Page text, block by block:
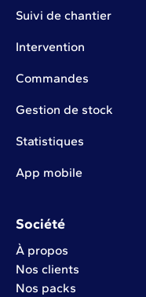
Suivi de chantier
Intervention
Commandes
Gestion de stock
Statistiques
App mobile
Société
À propos
Nos clients
Nos packs